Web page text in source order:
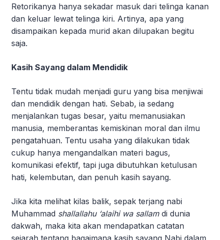
Retorikanya hanya sekadar masuk dari telinga kanan
dan keluar lewat telinga kiri. Artinya, apa yang
disampaikan kepada murid akan dilupakan begitu
saja.
Kasih Sayang dalam Mendidik
Tentu tidak mudah menjadi guru yang bisa menjiwai
dan mendidik dengan hati. Sebab, ia sedang
menjalankan tugas besar, yaitu memanusiakan
manusia, memberantas kemiskinan moral dan ilmu
pengatahuan. Tentu usaha yang dilakukan tidak
cukup hanya mengandalkan materi bagus,
komunikasi efektif, tapi juga dibutuhkan ketulusan
hati, kelembutan, dan penuh kasih sayang.
Jika kita melihat kilas balik, sepak terjang nabi
Muhammad shallallahu ‘alaihi wa sallamdi dunia
dakwah, maka kita akan mendapatkan catatan
sejarah tentang bagaimana kasih sayang Nabi dalam